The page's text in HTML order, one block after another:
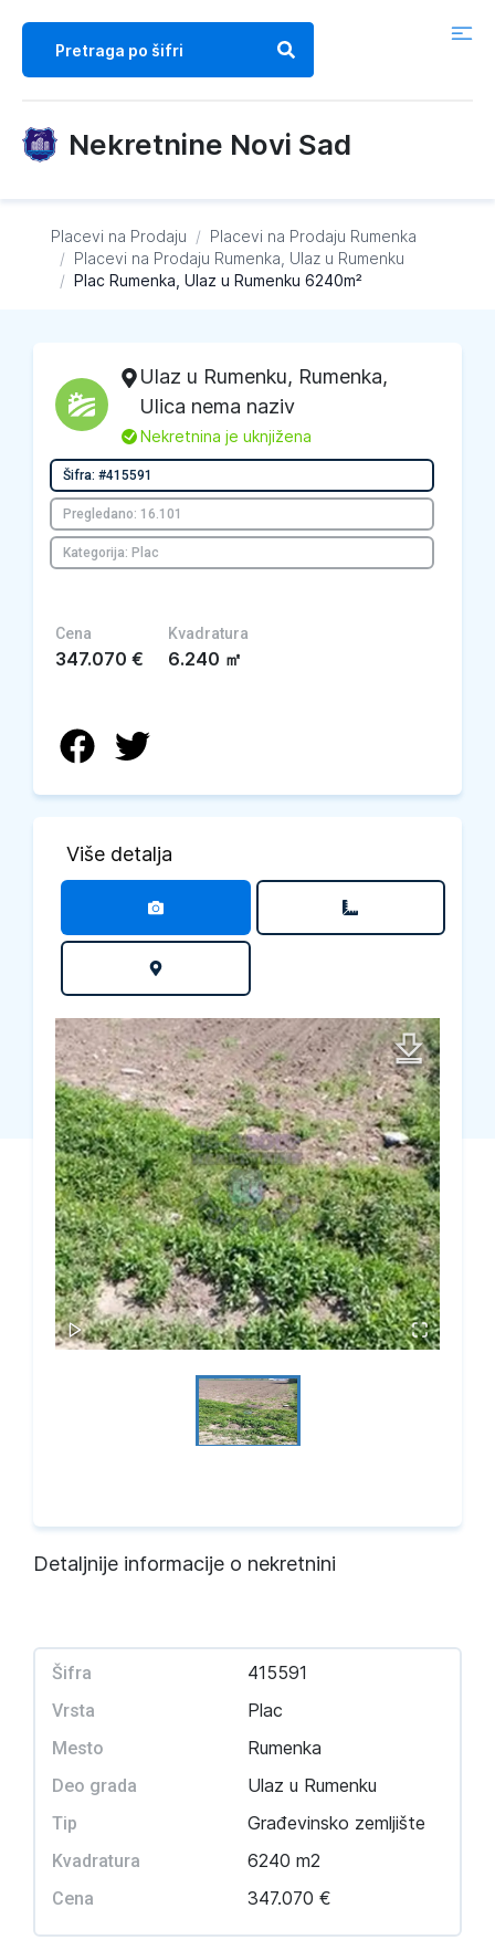
Nekretnine Novi Sad
Placevi na Prodaju / Placevi na Prodaju Rumenka
/ Placevi na Prodaju Rumenka, Ulaz u Rumenku
/ Plac Rumenka, Ulaz u Rumenku 6240m²
Ulaz u Rumenku, Rumenka,
Ulica nema naziv
L Nekretnina je uknjižena
Šifra: #415591
Pregledano: 16.101
Kategorija: Plac
Cena
347.070 €
Kvadratura
6.240 ㎡
Više detalja
Detaljnije informacije o nekretnini
Šifra 415591
Vrsta Plac
Mesto Rumenka
Deo grada Ulaz u Rumenku
Tip Građevinsko zemljište
Kvadratura 6240 m2
Cena 347.070 €